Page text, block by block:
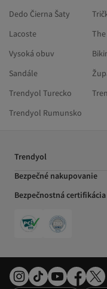
Dedo Čierna Šaty
Lacoste
Vysoká obuv
Sandále
Trendyol Turecko
Trendyol Rumunsko
Trendyol
Bezpečné nakupovanie
Bezpečnostná certifikácia